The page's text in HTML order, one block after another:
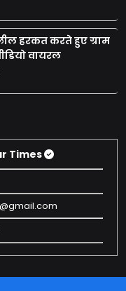
हरकत करते हुए ग्राम
वायरल
Times